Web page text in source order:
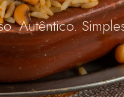
Autêntico.